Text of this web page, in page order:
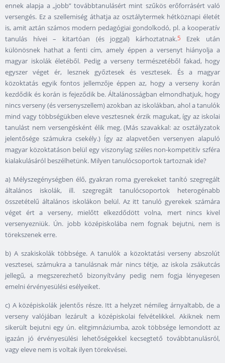
ennek alapja a „jobb” továbbtanulásért mint szűkös erőforrásért való
versengés. Ez a szellemiség áthatja az osztálytermek hétköznapi életét
is, amit aztán számos modern pedagógiai gondolkodó, pl. a kooperatív
tanulás hívei – kitartóan (és joggal) kárhoztatnak.5
Ezek után
különösnek hathat a fenti cím, amely éppen a versenyt hiányolja a
magyar iskolák életéből. Pedig a verseny természetéből fakad, hogy
egyszer véget ér, lesznek győztesek és vesztesek. És a magyar
közoktatás egyik fontos jellemzője éppen az, hogy a verseny korán
kezdődik és korán is fejeződik be. Általánosságban elmondhatjuk, hogy
nincs verseny (és versenyszellem) azokban az iskolákban, ahol a tanulók
mind vagy többségükben eleve vesztesnek érzik magukat, így az iskolai
tanulást nem versengésként élik meg. (Más szavakkal: az osztályzatok
jelentősége számukra csekély.) Így az alapvetően versenyen alapuló
magyar közoktatáson belül egy viszonylag széles non-kompetitív szféra
kialakulásáról beszélhetünk. Milyen tanulócsoportok tartoznak ide?
a) Mélyszegénységben élő, gyakran roma gyerekeket tanító szegregált
általános iskolák, ill. szegregált tanulócsoportok heterogénabb
összetételű általános iskolákon belül. Az itt tanuló gyerekek számára
véget ért a verseny, mielőtt elkezdődött volna, mert nincs kivel
versenyezniük. Ún. jobb középiskolába nem fognak bejutni, nem is
törekszenek erre.
b) A szakiskolák többsége. A tanulók a közoktatási verseny abszolút
vesztesei, számukra a tanulásnak már nincs tétje, az iskola zsákutcás
jellegű, a megszerezhető bizonyítvány pedig nem fogja lényegesen
emelni érvényesülési esélyeiket.
c) A középiskolák jelentős része. Itt a helyzet némileg árnyaltabb, de a
verseny valójában lezárult a középiskolai felvételikkel. Akiknek nem
sikerült bejutni egy ún. elitgimnáziumba, azok többsége lemondott az
igazán jó érvényesülési lehetőségekkel kecsegtető továbbtanulásról,
vagy eleve nem is voltak ilyen törekvései.